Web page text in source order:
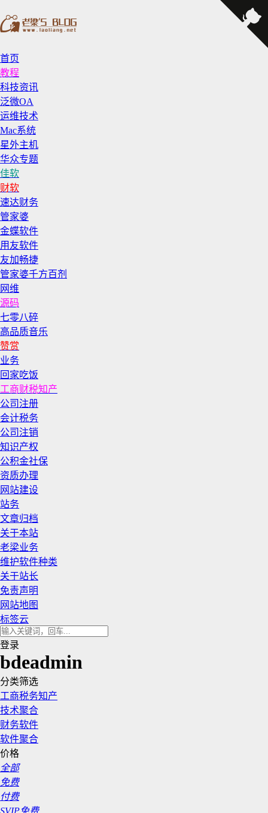
首页
教程
科技资讯
泛微OA
运维技术
Mac系统
星外主机
华众专题
佳软
财软
速达财务
管家婆
金蝶软件
用友软件
友加畅捷
管家婆千方百剂
网维
源码
七零八碎
高品质音乐
赞赏
业务
回家吃饭
工商财税知产
公司注册
会计税务
公司注销
知识产权
公积金社保
资质办理
网站建设
站务
文章归档
关于本站
老梁业务
维护软件种类
关于站长
免责声明
网站地图
标签云
登录
bdeadmin
分类筛选
工商税务知产
技术聚合
财务软件
软件聚合
价格
全部
免费
付费
SVIP免费